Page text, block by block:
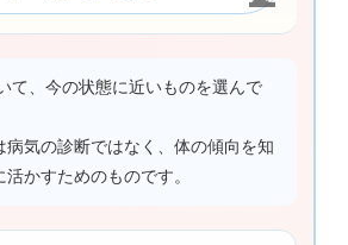
て、今の状態に近いものを選んで
病気の診断ではなく、体の傾向を知
活かすためのものです。